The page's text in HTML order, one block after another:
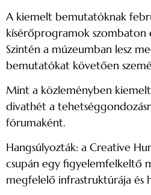
A kiemelt bemutatóknak
kísérőprogramok szombaton
Szintén a múzeumban lesz
bemutatókat követően
Mint a közleményben
divathét a
fórumaként.
Hangsúlyozták: a Creative
csupán egy figyelemfelkeltő
megfelelő infrastruktúrája és